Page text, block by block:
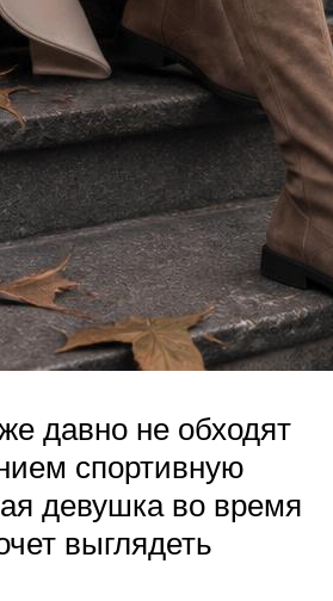
давно не обходят
спортивную
девушка во время
выглядеть